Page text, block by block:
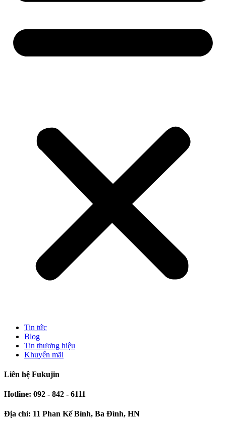
Tin tức
Blog
Tin thương hiệu
Khuyến mãi
Liên hệ Fukujin
Hotline: 092 - 842 - 6111
Địa chỉ: 11 Phan Kế Bính, Ba Đình, HN